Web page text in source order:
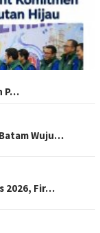
P…
Wuju…
2026, Fir…